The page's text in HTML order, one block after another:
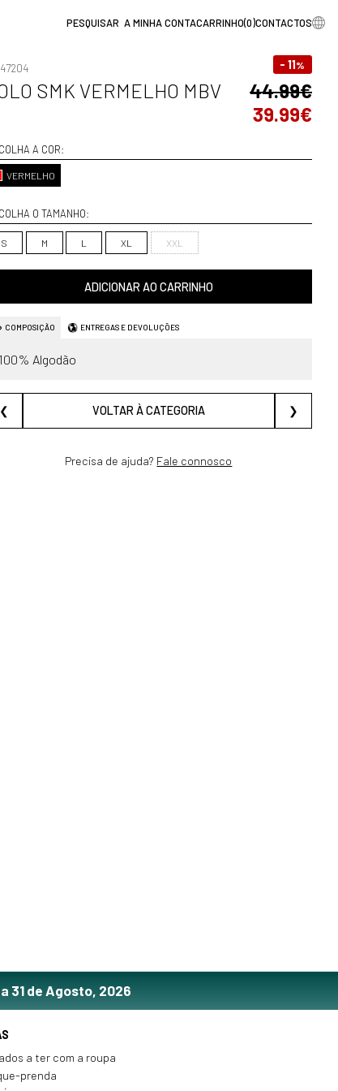
A MINHA CONTACARRINHO(0)CONTACTOS
- 11%
SMK VERMELHO MBV
44.99€
39.99€
A COR:
VERMELHO
O TAMANHO:
S M L XL XXL
ADICIONAR AO CARRINHO
COMPOSIÇÃO ENTREGAS E DEVOLUÇÕES
100% Algodão
❮ VOLTAR À CATEGORIA ❯
Precisa de ajuda? Fale connosco
31 de Agosto, 2026
a ter com a roupa
prenda